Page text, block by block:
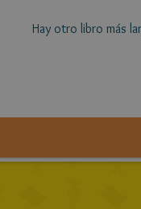
Hay otro libro más